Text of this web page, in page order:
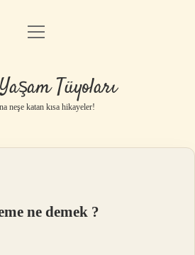
Anasayfa
Yasal Uyarı
menüyü
Tüyoları
neşe katan kısa hikayeler!
ne demek ?